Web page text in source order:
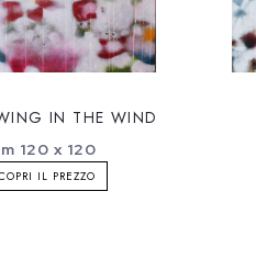
IN THE WIND
120 x 120
IL PREZZO